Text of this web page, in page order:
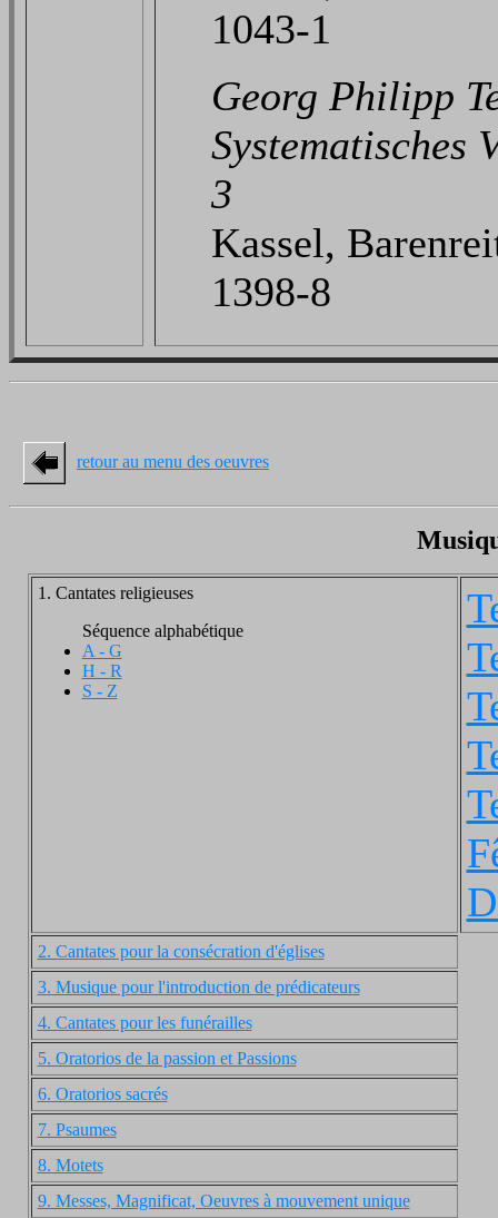
1043-1
Georg Philipp
Systematisches
3
Kassel,
1398-8
retour au menu des oeuvres
1. Cantates religieuses
Séquence alphabétique
A - G
H - R
S - Z
2. Cantates pour la consécration d'églises
3. Musique pour l'introduction de prédicateurs
4. Cantates pour les funérailles
5. Oratorios de la passion et Passions
6. Oratorios sacrés
7. Psaumes
8. Motets
9. Messes, Magnificat, Oeuvres à mouvement unique